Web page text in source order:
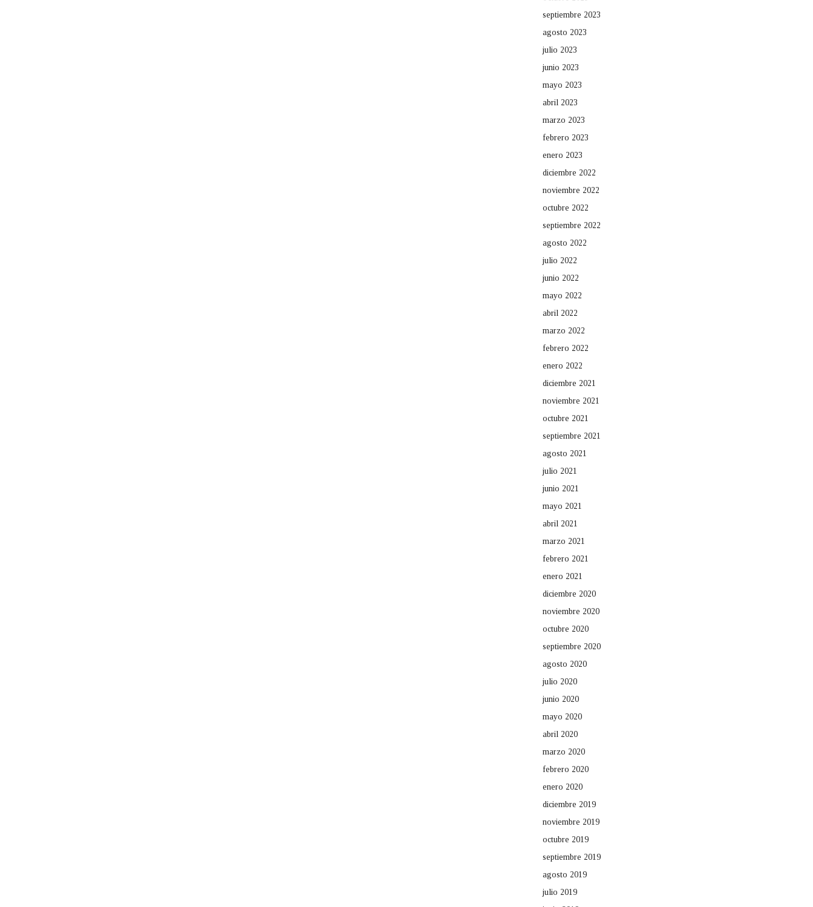
septiembre 2023
agosto 2023
julio 2023
junio 2023
mayo 2023
abril 2023
marzo 2023
febrero 2023
enero 2023
diciembre 2022
noviembre 2022
octubre 2022
septiembre 2022
agosto 2022
julio 2022
junio 2022
mayo 2022
abril 2022
marzo 2022
febrero 2022
enero 2022
diciembre 2021
noviembre 2021
octubre 2021
septiembre 2021
agosto 2021
julio 2021
junio 2021
mayo 2021
abril 2021
marzo 2021
febrero 2021
enero 2021
diciembre 2020
noviembre 2020
octubre 2020
septiembre 2020
agosto 2020
julio 2020
junio 2020
mayo 2020
abril 2020
marzo 2020
febrero 2020
enero 2020
diciembre 2019
noviembre 2019
octubre 2019
septiembre 2019
agosto 2019
julio 2019